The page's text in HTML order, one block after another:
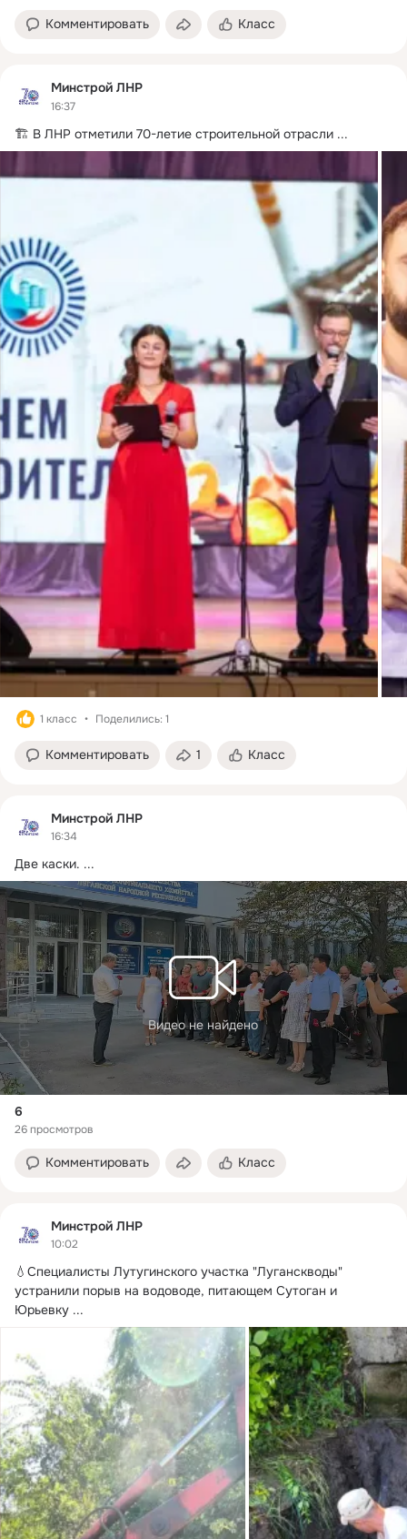
Комментировать Класс
Минстрой ЛНР
16:37
🏗 В ЛНР отметили 70-летие строительной отрасли ...
1 класс Поделились: 1
Комментировать 1 Класс
Минстрой ЛНР
16:34
Две каски. ...
Видео не найдено
6
26 просмотров
Комментировать Класс
Минстрой ЛНР
10:02
💧Специалисты Лутугинского участка "Луганскводы"
устранили порыв на водоводе, питающем Сутоган и
Юрьевку ...